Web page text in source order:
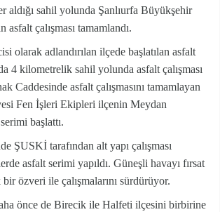
aldığı sahil yolunda Şanlıurfa Büyükşehir
asfalt çalışması tamamlandı.
olarak adlandırılan ilçede başlatılan asfalt
4 kilometrelik sahil yolunda asfalt çalışması
Caddesinde asfalt çalışmasını tamamlayan
Fen İşleri Ekipleri ilçenin Meydan
başlattı.
ŞUSKİ tarafından alt yapı çalışması
asfalt serimi yapıldı. Güneşli havayı fırsat
özveri ile çalışmalarını sürdürüyor.
önce de Birecik ile Halfeti ilçesini birbirine